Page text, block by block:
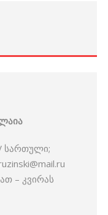
სართული;
– კვირას